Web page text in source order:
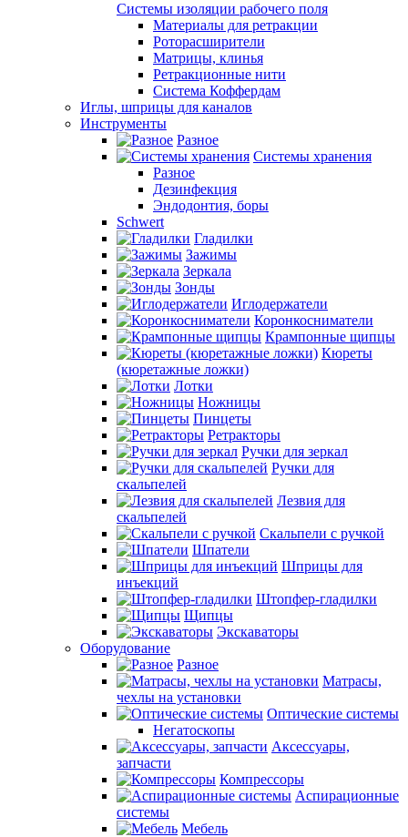
Системы изоляции рабочего поля
Материалы для ретракции
Роторасширители
Матрицы, клинья
Ретракционные нити
Система Коффердам
Иглы, шприцы для каналов
Инструменты
Разное
Системы хранения
Разное
Дезинфекция
Эндодонтия, боры
Schwert
Гладилки
Зажимы
Зеркала
Зонды
Иглодержатели
Коронкосниматели
Крампонные щипцы
Кюреты
(кюретажные ложки)
Лотки
Ножницы
Пинцеты
Ретракторы
Ручки для зеркал
Ручки для
скальпелей
Лезвия для
скальпелей
Скальпели с ручкой
Шпатели
Шприцы для
инъекций
Штопфер-гладилки
Щипцы
Экскаваторы
Оборудование
Разное
Матрасы,
чехлы на установки
Оптические системы
Негатоскопы
Аксессуары,
запчасти
Компрессоры
Аспирационные
системы
Мебель